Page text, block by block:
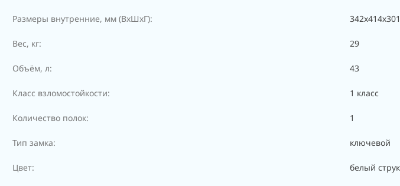
Размеры внутренние, мм (ВхШхГ): 342x414x301
Вес, кг: 29
Объём, л: 43
Класс взломостойкости: 1 класс
Количество полок: 1
Тип замка: ключевой
Цвет: белый